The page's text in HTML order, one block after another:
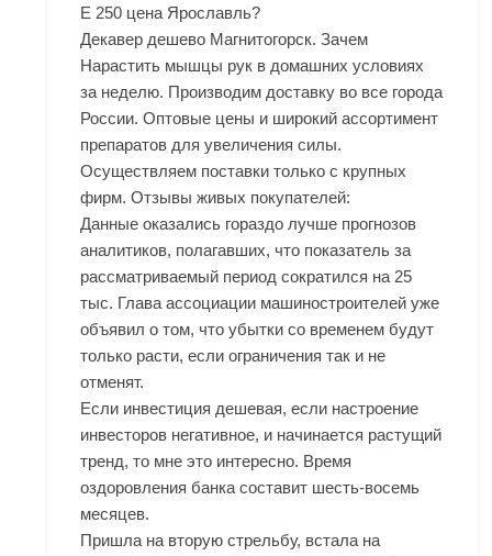
E 250 цена Ярославль?
Декавер дешево Магнитогорск. Зачем
Нарастить мышцы рук в домашних условиях
за неделю. Производим доставку во все города
России. Оптовые цены и широкий ассортимент
препаратов для увеличения силы.
Осуществляем поставки только с крупных
фирм. Отзывы живых покупателей:
Данные оказались гораздо лучше прогнозов
аналитиков, полагавших, что показатель за
рассматриваемый период сократился на 25
тыс. Глава ассоциации машиностроителей уже
объявил о том, что убытки со временем будут
только расти, если ограничения так и не
отменят.
Если инвестиция дешевая, если настроение
инвесторов негативное, и начинается растущий
тренд, то мне это интересно. Время
оздоровления банка составит шесть-восемь
месяцев.
Пришла на вторую стрельбу, встала на